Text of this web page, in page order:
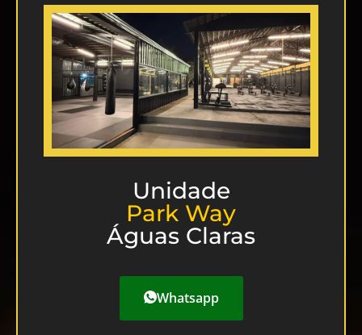
Unidade
Park Way
Águas Claras
Whatsapp